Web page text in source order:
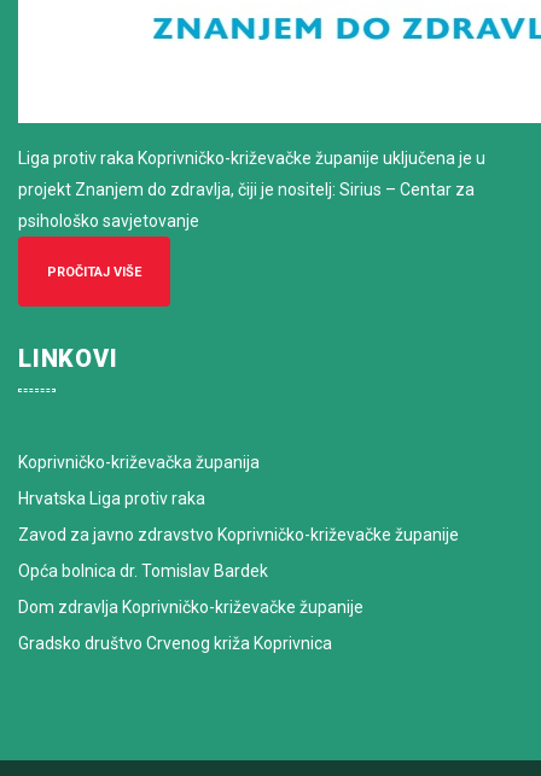
Liga protiv raka Koprivničko-križevačke županije uključena je u
projekt Znanjem do zdravlja, čiji je nositelj: Sirius – Centar za
psihološko savjetovanje
PROČITAJ VIŠE
LINKOVI
Koprivničko-križevačka županija
Hrvatska Liga protiv raka
Zavod za javno zdravstvo Koprivničko-križevačke županije
Opća bolnica dr. Tomislav Bardek
Dom zdravlja Koprivničko-križevačke županije
Gradsko društvo Crvenog križa Koprivnica